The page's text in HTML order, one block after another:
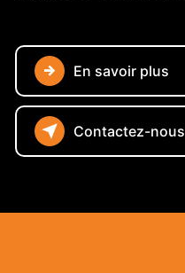
En savoir plus
Contactez-nous